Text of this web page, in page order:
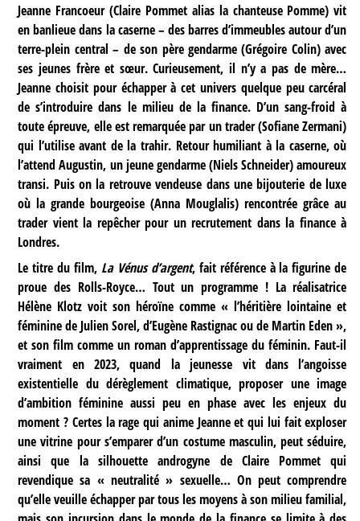
Jeanne Francoeur (Claire Pommet alias la chanteuse Pomme) vit
en banlieue dans la caserne – des barres d’immeubles autour d’un
terre-plein central – de son père gendarme (Grégoire Colin) avec
ses jeunes frère et sœur. Curieusement, il n’y a pas de mère…
Jeanne choisit pour échapper à cet univers quelque peu carcéral
de s’introduire dans le milieu de la finance. D’un sang-froid à
toute épreuve, elle est remarquée par un trader (Sofiane Zermani)
qui l’utilise avant de la trahir. Retour humiliant à la caserne, où
l’attend Augustin, un jeune gendarme (Niels Schneider) amoureux
transi. Puis on la retrouve vendeuse dans une bijouterie de luxe
où la grande bourgeoise (Anna Mouglalis) rencontrée grâce au
trader vient la repêcher pour un recrutement dans la finance à
Londres.
Le titre du film, La Vénus d’argent, fait référence à la figurine de
proue des Rolls-Royce… Tout un programme ! La réalisatrice
Hélène Klotz voit son héroïne comme « l’héritière lointaine et
féminine de Julien Sorel, d’Eugène Rastignac ou de Martin Eden »,
et son film comme un roman d’apprentissage du féminin. Faut-il
vraiment en 2023, quand la jeunesse vit dans l’angoisse
existentielle du dérèglement climatique, proposer une image
d’ambition féminine aussi peu en phase avec les enjeux du
moment ? Certes la rage qui anime Jeanne et qui lui fait exploser
une vitrine pour s’emparer d’un costume masculin, peut séduire,
ainsi que la silhouette androgyne de Claire Pommet qui
revendique sa « neutralité » sexuelle… On peut comprendre
qu’elle veuille échapper par tous les moyens à son milieu familial,